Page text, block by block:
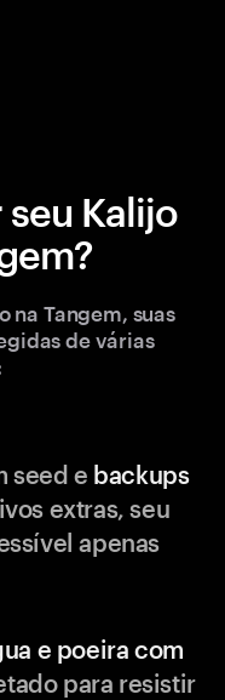
Kalijo
na Tangem, suas
de várias
seed e backups
extras, seu
apenas
e poeira com
para resistir